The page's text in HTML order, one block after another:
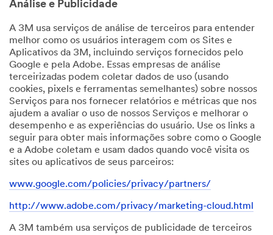
Análise e Publicidade
A 3M usa serviços de análise de terceiros para entender
melhor como os usuários interagem com os Sites e
Aplicativos da 3M, incluindo serviços fornecidos pelo
Google e pela Adobe. Essas empresas de análise
terceirizadas podem coletar dados de uso (usando
cookies, pixels e ferramentas semelhantes) sobre nossos
Serviços para nos fornecer relatórios e métricas que nos
ajudem a avaliar o uso de nossos Serviços e melhorar o
desempenho e as experiências do usuário. Use os links a
seguir para obter mais informações sobre como o Google
e a Adobe coletam e usam dados quando você visita os
sites ou aplicativos de seus parceiros:
www.google.com/policies/privacy/partners/
http://www.adobe.com/privacy/marketing-cloud.html
A 3M também usa serviços de publicidade de terceiros